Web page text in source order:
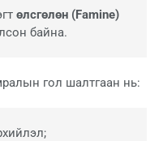
өлсгөлөн (Famine)
байна.
гол шалтгаан нь: